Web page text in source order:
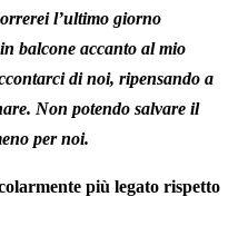
l’ultimo giorno
balcone accanto al mio
di noi, ripensando a
Non potendo salvare il
per noi.
più legato rispetto